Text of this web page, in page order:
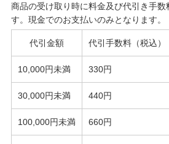
商品の受け取り時に料金及び代引き手
す。現金でのお支払いのみとなります。
代引金額 代引手数料（税込）
10,000円未満 330円
30,000円未満 440円
100,000円未満 660円